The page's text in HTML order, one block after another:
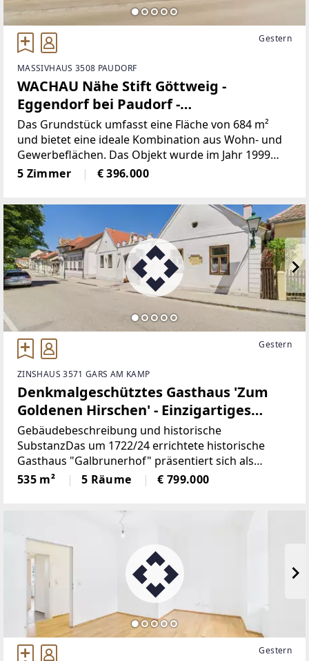
Gestern
MASSIVHAUS 3508 PAUDORF
WACHAU Nähe Stift Göttweig -
Eggendorf bei Paudorf -
Einfamilienhaus mit Garten, Terrasse
und Gewerbeflächen
Das Grundstück umfasst eine Fläche von 684 m²
und bietet eine ideale Kombination aus Wohn- und
Gewerbeflächen. Das Objekt wurde im Jahr 1999
von der Firma Elk in einer Fertigteilbauweise für die
Gebäudeflächen im Erdgeschoss auf Gartenebene
5 Zimmer € 396.000
Gestern
ZINSHAUS 3571 GARS AM KAMP
Denkmalgeschütztes Gasthaus 'Zum
Goldenen Hirschen' - Einzigartiges
Kulturdenkmal mit
Gastronomietradition seit 1920
Gebäudebeschreibung und historische
SubstanzDas um 1722/24 errichtete historische
Gasthaus "Galbrunerhof" präsentiert sich als
charmantes Gebäudeensemble bestehend aus zwei
selbständigen Bauteilen, die straßenseitig zur
535 m² 5 Räume € 799.000
Gestern